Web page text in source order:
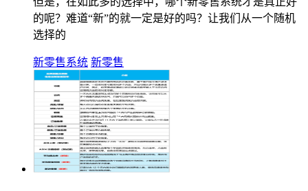
的呢？难道“新”的就一定是好的吗？让我们从一个随机
选择的
新零售系统 新零售